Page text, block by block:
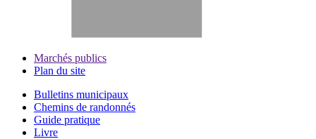
Marchés publics
Plan du site
Bulletins municipaux
Chemins de randonnés
Guide pratique
Livre